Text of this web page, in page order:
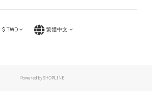
$ TWD 繁體中文
Powered by SHOPLINE